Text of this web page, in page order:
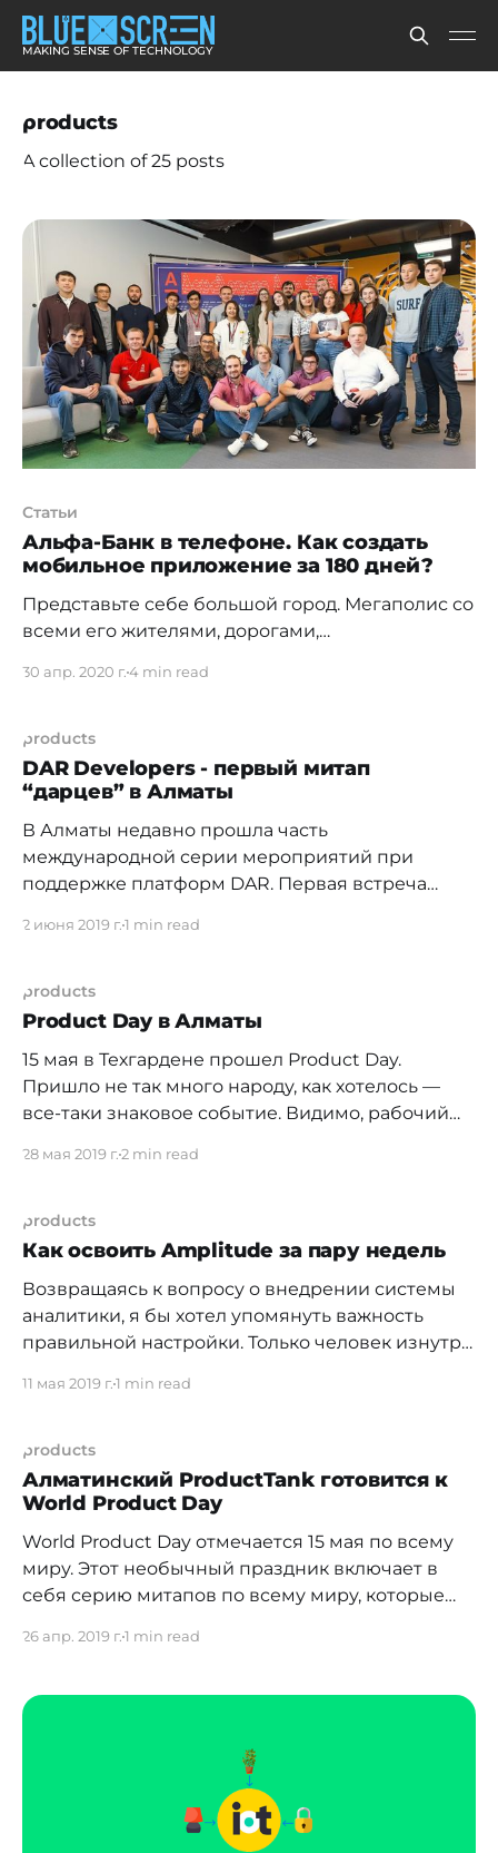
MAKING SENSE OF TECHNOLOGY
products
A collection of 25 posts
Статьи
Альфа-Банк в телефоне. Как создать
мобильное приложение за 180 дней?
Представьте себе большой город. Мегаполис со
всеми его жителями, дорогами,
приложение «Альфа-Банк Казахстан». Жители —
транспорт и здания — разработчики и
функционал. Так рассказывает о мобильном
приложении Андрей Гусаков, директор
цифрового банка и глава команды Digital
channel. Мы встретились с ним и другими
30 апр. 2020 г.4 min read
products
DAR Developers - первый митап
“дарцев” в Алматы
В Алматы недавно прошла часть
международной серии мероприятий при
поддержке платформ DAR. Первая встреча
менеджер Hotwire (группа компании Expedia)
Айя Жолдас рассказала о практике product
компаниям просто
2 июня 2019 г.1 min read
products
Product Day в Алматы
15 мая в Техгардене прошел Product Day.
Пришло не так много народу, как хотелось —
все-таки знаковое событие. Видимо, рабочий
и неудачным, при попытке создания продукта,
нацеленного на зарубежный рынок. Напомню,
28 мая 2019 г.2 min read
products
Как освоить Amplitude за пару недель
Возвращаясь к вопросу о внедрении системы
аналитики, я бы хотел упомянуть важность
правильной настройки. Только человек изнутри
properties), а также свойства пользователей
(User properties). Значит, кому-нибудь в команде
нужно осваивать ее с нуля,
11 мая 2019 г.1 min read
products
Алматинский ProductTank готовится к
World Product Day
World Product Day отмечается 15 мая по всему
миру. Этот необычный праздник включает в
себя серию митапов по всему миру, которые
проводится второй раз и в празднованиях
сорока шести странах. В Казахстане праздник
26 апр. 2019 г.1 min read